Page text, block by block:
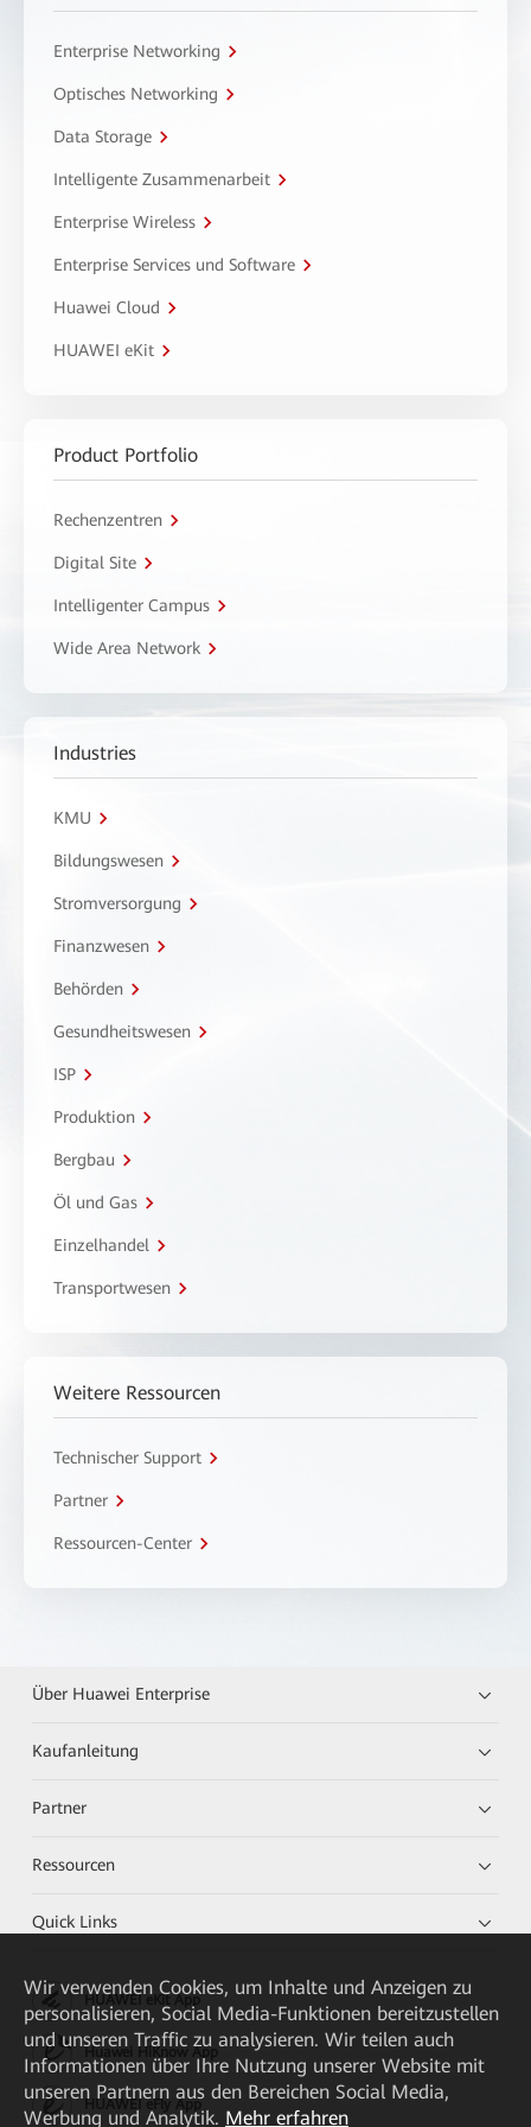
Enterprise Networking
Optisches Networking
Data Storage
Intelligente Zusammenarbeit
Enterprise Wireless
Enterprise Services und Software
Huawei Cloud
HUAWEI eKit
Product Portfolio
Rechenzentren
Digital Site
Intelligenter Campus
Wide Area Network
Industries
KMU
Bildungswesen
Stromversorgung
Finanzwesen
Behörden
Gesundheitswesen
ISP
Produktion
Bergbau
Öl und Gas
Einzelhandel
Transportwesen
Weitere Ressourcen
Technischer Support
Partner
Ressourcen-Center
Über Huawei Enterprise
Kaufanleitung
Partner
Ressourcen
Quick Links
HUAWEI eKit App
Huawei HiKnow App
HUAWEI eFly App
Wir verwenden Cookies, um Inhalte und Anzeigen zu
personalisieren, Social Media-Funktionen bereitzustellen
und unseren Traffic zu analysieren. Wir teilen auch
Informationen über Ihre Nutzung unserer Website mit
unseren Partnern aus den Bereichen Social Media,
Werbung und Analytik. Mehr erfahren